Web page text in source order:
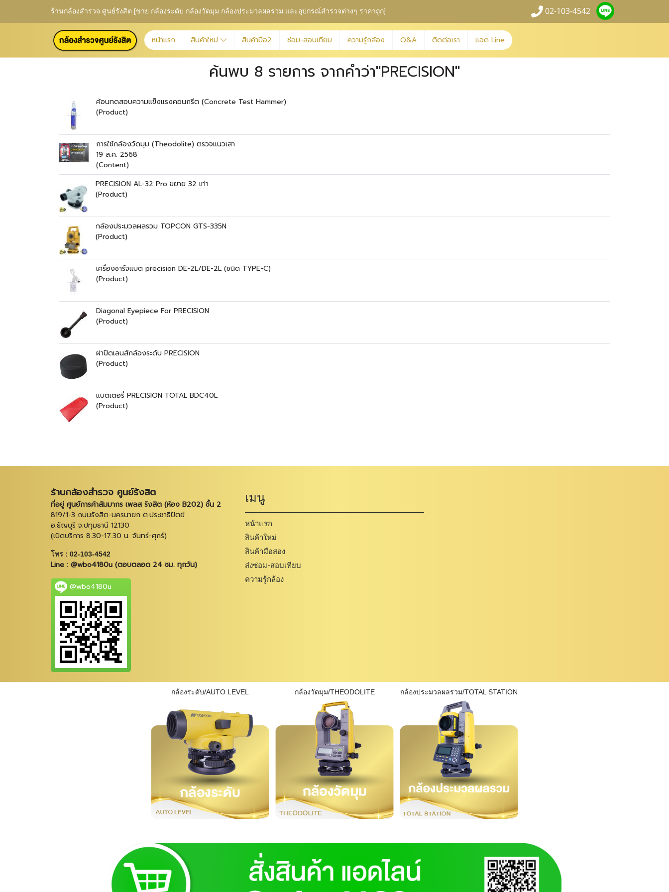
ร้านกล้องสำรวจ ศูนย์รังสิต [ขาย กล้องระดับ กล้องวัดมุม กล้องประมวลผลรวม และอุปกรณ์สำรวจต่างๆ ราคาถูก] 02-103-4542
หน้าแรก สินค้าใหม่ สินค้ามือ2 ซ่อม-สอบเทียบ ความรู้กล้อง Q&A ติดต่อเรา แอด Line
ค้นพบ 8 รายการ จากคำว่า"PRECISION"
ค้อนทดสอบความแข็งแรงคอนกรีต (Concrete Test Hammer)
(Product)
การใช้กล้องวัดมุม (Theodolite) ตรวจแนวเสา
19 ส.ค. 2568
(Content)
PRECISION AL-32 Pro ขยาย 32 เท่า
(Product)
กล้องประมวลผลรวม TOPCON GTS-335N
(Product)
เครื่องชาร์จแบต precision DE-2L/DE-2L (ชนิด TYPE-C)
(Product)
Diagonal Eyepiece For PRECISION
(Product)
ฝาปิดเลนส์กล้องระดับ PRECISION
(Product)
แบตเตอรี่ PRECISION TOTAL BDC40L
(Product)
ร้านกล้องสำรวจ ศูนย์รังสิต
ที่อยู่ ศูนย์การค้าสัมมากร เพลส รังสิต (ห้อง B202) ชั้น 2
819/1-3 ถนนรังสิต-นครนายก ต.ประชาธิปัตย์
อ.ธัญบุรี จ.ปทุมธานี 12130
(เปิดบริการ 8.30-17.30 น. จันทร์-ศุกร์)
โทร : 02-103-4542
Line : @wbo4180u (ตอบตลอด 24 ชม. ทุกวัน)
@wbo4180u
เมนู
หน้าแรก
สินค้าใหม่
สินค้ามือสอง
ส่งซ่อม-สอบเทียบ
ความรู้กล้อง
กล้องระดับ/AUTO LEVEL กล้องวัดมุม/THEODOLITE กล้องประมวลผลรวม/TOTAL STATION